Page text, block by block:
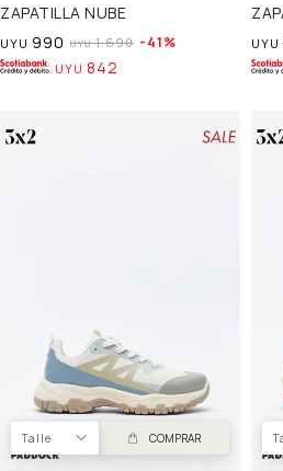
ZAPATILLA NUBE
UYU 990 UYU 1.690 41
UYU 842
UYU
Talle COMPRAR